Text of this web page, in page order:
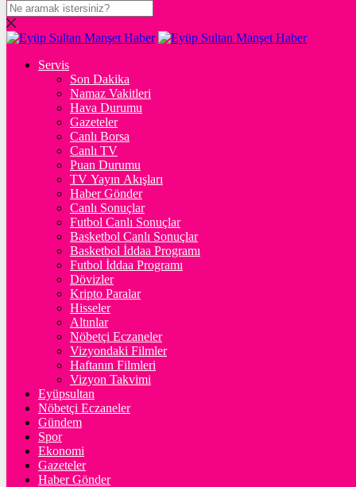
DOLAR
47,5977$% 0.06
EURO
% -0.1
STERLİN
% 0.1
GRAM ALTIN
%0,04
%-0,09
BİTCOİN
ETHEREUM
TETHER
Servis
Son Dakika
Namaz Vakitleri
Hava Durumu
Gazeteler
Canlı Borsa
Canlı TV
Puan Durumu
TV Yayın Akışları
Haber Gönder
Canlı Sonuçlar
Futbol Canlı Sonuçlar
Basketbol Canlı Sonuçlar
Basketbol İddaa Programı
Futbol İddaa Programı
Dövizler
Kripto Paralar
Hisseler
Altınlar
Nöbetçi Eczaneler
Vizyondaki Filmler
Haftanın Filmleri
Vizyon Takvimi
Eyüpsultan
Nöbetçi Eczaneler
Gündem
Spor
Ekonomi
Gazeteler
Haber Gönder
20:37 / CHP EYÜPSULTAN İLÇE ÖRGÜTÜ ÜYELERİ